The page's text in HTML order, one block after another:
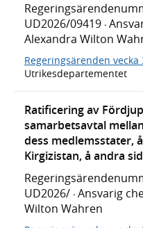
UD2026/09419 ·
Alexandra Wilton
Regeringsärenden vecka
Utrikesdepartementet
Ratificering av
samarbetsavtal
dess medlemsstater,
Kirgizistan, å andra
UD2026/ · Ansvarig
Wilton Wahren